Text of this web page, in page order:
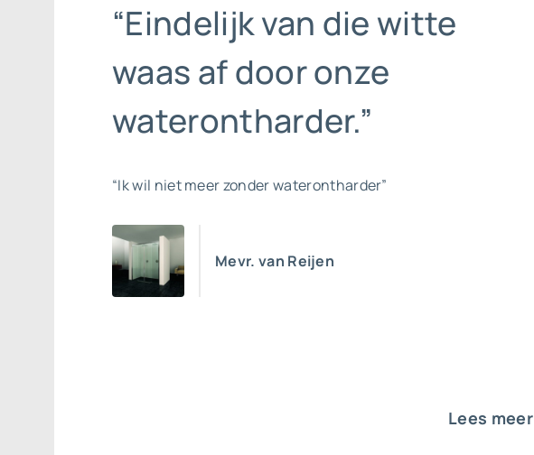
“Eindelijk van die witte
waas af door onze
waterontharder.”
“Ik wil niet meer zonder waterontharder”
Mevr. van Reijen
Lees meer